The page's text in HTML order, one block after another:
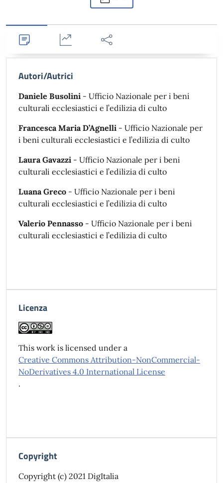
Dettagli Statistiche Condividi
Autori/Autrici
Daniele Busolini - Ufficio Nazionale per i beni
culturali ecclesiastici e l’edilizia di culto
Francesca Maria D’Agnelli - Ufficio Nazionale per
i beni culturali ecclesiastici e l’edilizia di culto
Laura Gavazzi - Ufficio Nazionale per i beni
culturali ecclesiastici e l’edilizia di culto
Luana Greco - Ufficio Nazionale per i beni
culturali ecclesiastici e l’edilizia di culto
Valerio Pennasso - Ufficio Nazionale per i beni
culturali ecclesiastici e l’edilizia di culto
Licenza
This work is licensed under a
Creative Commons Attribution-NonCommercial-
NoDerivatives 4.0 International License
.
Copyright
Copyright (c) 2021 DigItalia